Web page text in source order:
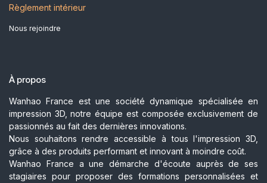
Règlement intérieur
Nous rejoindre
À propos
Wanhao France est une société dynamique spécialisée en
impression 3D, notre équipe est composée exclusivement de
passionnés au fait des dernières innovations.
Nous souhaitons rendre accessible à tous l'impression 3D,
grâce à des produits performant et innovant à moindre coût.
Wanhao France a une démarche d'écoute auprès de ses
stagiaires pour proposer des formations personnalisées et